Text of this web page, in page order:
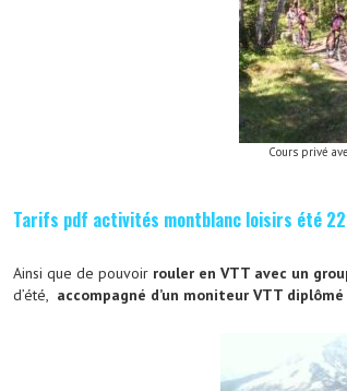
Cours privé
Tarifs pdf activités montblanc loisirs été 22
Ainsi que de pouvoir rouler en VTT avec un
d’été, accompagné d’un moniteur VTT